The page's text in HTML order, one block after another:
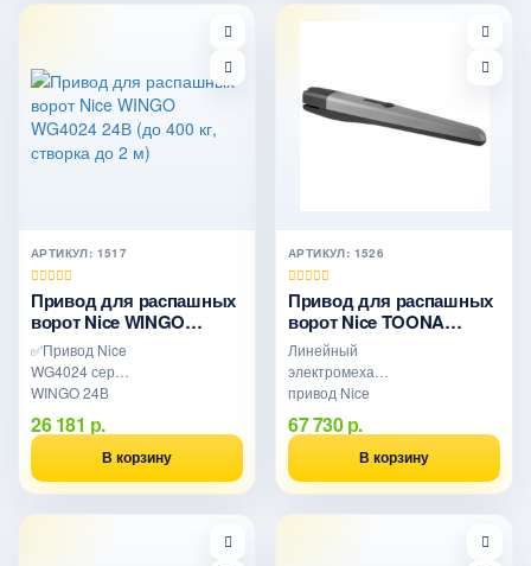
управления.
АРТИКУЛ: 1517
Привод для распашных
ворот Nice WINGO
WG4024 24В (до 400 кг,
створка до 2 м)
✅Привод Nice
WG4024 серии
WINGO 24В
для
распашных
ворот до 400 кг,
створка до 2 м.
IP54,
26 181 р.
В корзину
АРТИКУЛ: 1526
Привод для распашных
ворот Nice TOONA
TO7024 24В (до 1700 кг,
створка до 7 м)
Линейный
электромеханический
привод Nice
TOONA TO7024
24В для
распашных
ворот до 1700
67 730 р.
В корзину